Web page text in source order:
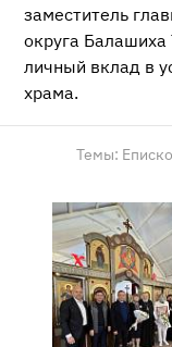
заместитель
округа
личный вклад в
храма.
Темы: